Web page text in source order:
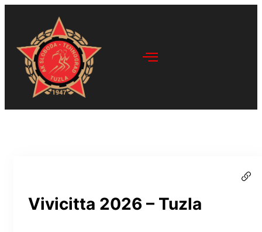
Vivicitta 2026 – Tuzla